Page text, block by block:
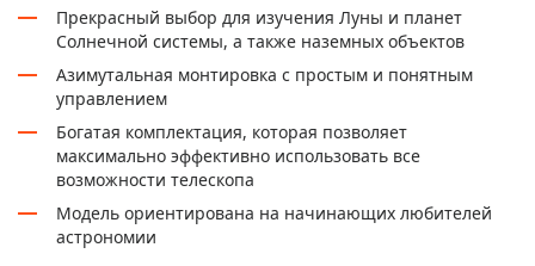
Прекрасный выбор для изучения Луны и планет
Солнечной системы, а также наземных объектов
Азимутальная монтировка с простым и понятным
управлением
Богатая комплектация, которая позволяет
максимально эффективно использовать все
возможности телескопа
Модель ориентирована на начинающих любителей
астрономии